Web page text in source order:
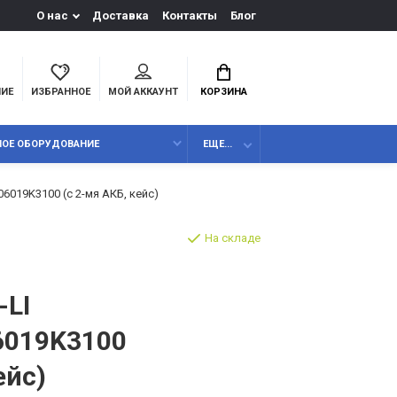
О нас Доставка Контакты Блог
ИЗБРАННОЕ МОЙ АККАУНТ КОРЗИНА
ОБОРУДОВАНИЕ ЕЩЕ...
(с 2-мя АКБ, кейс)
LI
На складе